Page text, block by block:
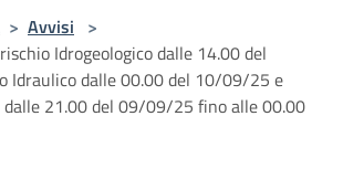
> Avvisi >
Idrogeologico dalle 14.00 del
Idraulico dalle 00.00 del 10/09/25 e
21.00 del 09/09/25 fino alle 00.00